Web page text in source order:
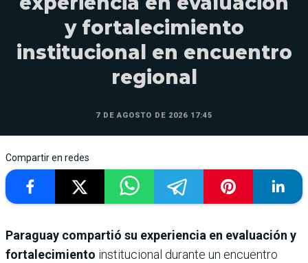
y fortalecimiento
institucional en encuentro
regional
7 DE AGOSTO DE 2026 17:45
Compartir en redes
Paraguay compartió su experiencia en evaluación y
fortalecimiento institucional durante un encuentro